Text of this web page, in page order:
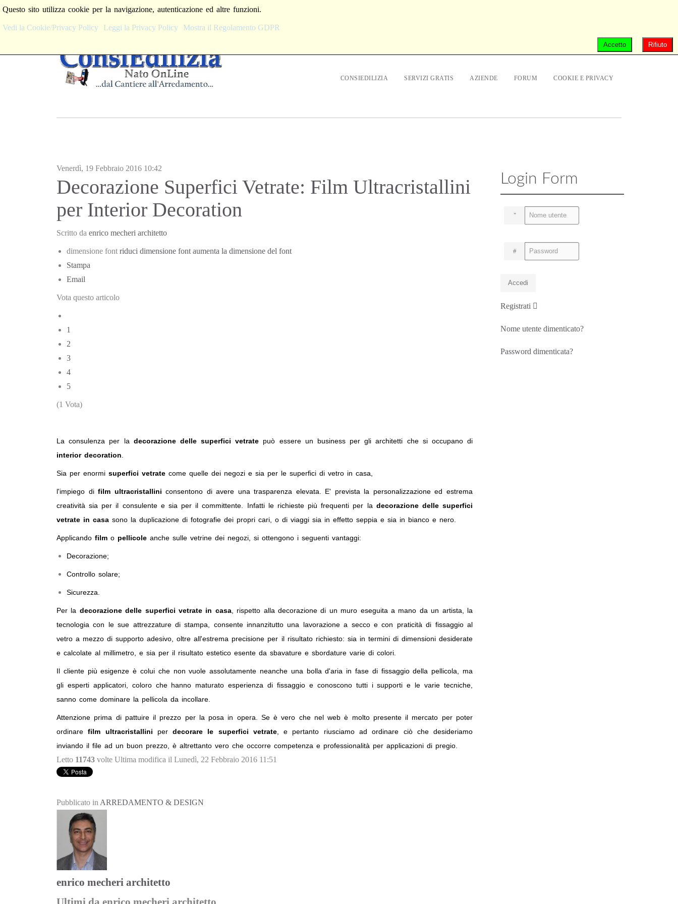
CONSIEDILIZIA SERVIZI GRATIS AZIENDE FORUM COOKIE E PRIVACY
Login Form
Nome utente
Password
Accedi
Registrati
Nome utente dimenticato?
Password dimenticata?
Venerdì, 19 Febbraio 2016 10:42
Decorazione Superfici Vetrate: Film Ultracristallini
per Interior Decoration
Scritto da enrico mecheri architetto
dimensione font riduci dimensione font aumenta la dimensione del font
Stampa
Email
Vota questo articolo
1
2
3
4
5
(1 Vota)
La consulenza per la decorazione delle superfici vetrate può essere un business per gli architetti che si occupano di
interior decoration
Sia per enormi superfici vetrate come quelle dei negozi e sia per le superfici di vetro in casa,
l'impiego difilm ultracristallini consentono di avere una trasparenza elevata. E' prevista la personalizzazione ed estrema
creatività sia per il consulente e sia per il committente. Infatti le richieste più frequenti per la decorazione delle superfici
vetrate in casa sono la duplicazione di fotografie dei propri cari, o di viaggi sia in effetto seppia e sia in bianco e nero.
Applicando film o pellicole anche sulle vetrine dei negozi, si ottengono i seguenti vantaggi:
Decorazione;
Controllo solare;
Sicurezza.
Per la decorazione delle superfici vetrate in casa, rispetto alla decorazione di un muro eseguita a mano da un artista, la
tecnologia con le sue attrezzature di stampa, consente innanzitutto una lavorazione a secco e con praticità di fissaggio al
vetro a mezzo di supporto adesivo, oltre all'estrema precisione per il risultato richiesto: sia in termini di dimensioni desiderate
e calcolate al millimetro, e sia per il risultato estetico esente da sbavature e sbordature varie di colori.
Il cliente più esigenze è colui che non vuole assolutamente neanche una bolla d'aria in fase di fissaggio della pellicola, ma
gli esperti applicatori, coloro che hanno maturato esperienza di fissaggio e conoscono tutti i supporti e le varie tecniche,
sanno come dominare la pellicola da incollare.
Attenzione prima di pattuire il prezzo per la posa in opera. Se è vero che nel web è molto presente il mercato per poter
ordinarefilm ultracristallini perdecorare le superfici vetrate, e pertanto riusciamo ad ordinare ciò che desideriamo
inviando il file ad un buon prezzo, è altrettanto vero che occorre competenza e professionalità per applicazioni di pregio.
Letto 11743 volte Ultima modifica il Lunedì, 22 Febbraio 2016 11:51
Pubblicato in ARREDAMENTO & DESIGN
enrico mecheri architetto
Ultimi da enrico mecheri architetto
Questo sito utilizza cookie per la navigazione, autenticazione ed altre funzioni.
Vedi la Cookie/Privacy Policy Leggi la Privacy Policy Mostra il Regolamento GDPR
Rifiuto
Accetto